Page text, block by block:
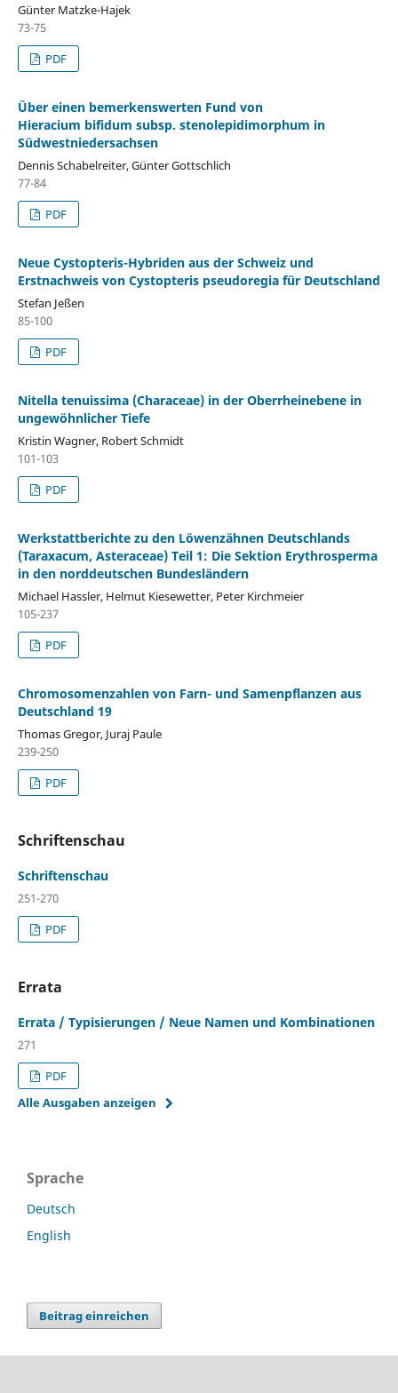
Günter Matzke-Hajek
73-75
PDF
Über einen bemerkenswerten Fund von
Hieracium bifidum subsp. stenolepidimorphum in
Südwestniedersachsen
Dennis Schabelreiter, Günter Gottschlich
77-84
PDF
Neue Cystopteris-Hybriden aus der Schweiz und
Erstnachweis von Cystopteris pseudoregia für Deutschland
Stefan Jeßen
85-100
PDF
Nitella tenuissima (Characeae) in der Oberrheinebene in
ungewöhnlicher Tiefe
Kristin Wagner, Robert Schmidt
101-103
PDF
Werkstattberichte zu den Löwenzähnen Deutschlands
(Taraxacum, Asteraceae) Teil 1: Die Sektion Erythrosperma
in den norddeutschen Bundesländern
Michael Hassler, Helmut Kiesewetter, Peter Kirchmeier
105-237
PDF
Chromosomenzahlen von Farn- und Samenpflanzen aus
Deutschland 19
Thomas Gregor, Juraj Paule
239-250
PDF
Schriftenschau
Schriftenschau
251-270
PDF
Errata
Errata / Typisierungen / Neue Namen und Kombinationen
271
PDF
Alle Ausgaben anzeigen
Sprache
Deutsch
English
Beitrag einreichen